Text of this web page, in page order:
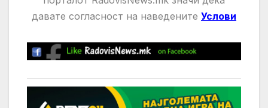
давате согласност на нaведените Услови